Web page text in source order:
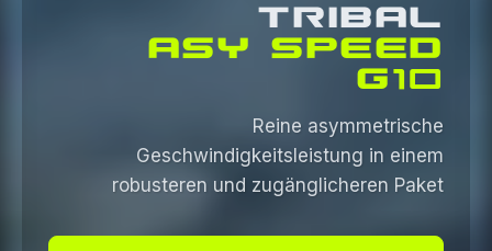
TRIBAL
ASY SPEED
G10
Reine asymmetrische
Geschwindigkeitsleistung in einem
robusteren und zugänglicheren Paket